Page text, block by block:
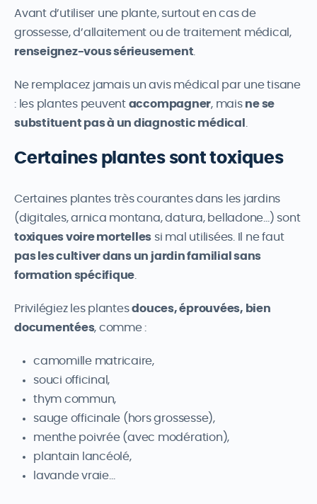
Avant d’utiliser une plante, surtout en cas de
grossesse, d’allaitement ou de traitement médical,
renseignez-vous sérieusement
Ne remplacez jamais un avis médical par une tisane
: les plantes peuvent accompagner, mais ne se
substituent pas à un diagnostic médical
Certaines plantes sont toxiques
Certaines plantes très courantes dans les jardins
(digitales, arnica montana, datura, belladone…) sont
toxiques voire mortelles si mal utilisées. Il ne faut
pas les cultiver dans un jardin familial sans
formation spécifique
Privilégiez les plantesdouces, éprouvées, bien
documentées, comme :
camomille matricaire,
souci officinal,
thym commun,
sauge officinale (hors grossesse),
menthe poivrée (avec modération),
plantain lancéolé,
lavande vraie…